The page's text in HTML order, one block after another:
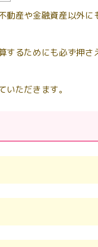
動産や金融資産以外に
するためにも必ず押さ
いただきます。